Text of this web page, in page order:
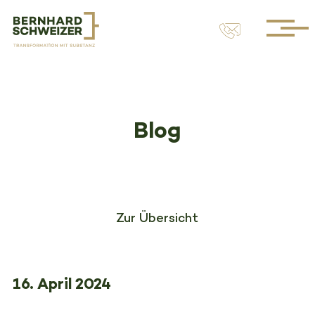
Blog
Zur Übersicht
16. April 2024